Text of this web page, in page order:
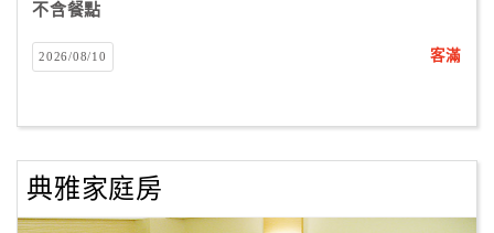
不含餐點
2026/08/10 客滿
典雅家庭房